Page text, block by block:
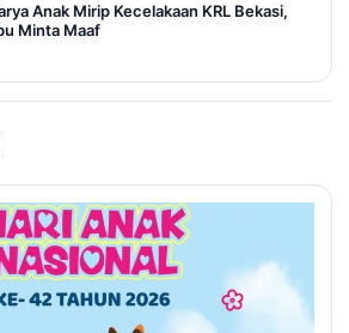
Anak Mirip Kecelakaan KRL Bekasi,
Minta Maaf